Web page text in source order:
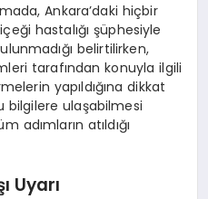
Ankara’daki hiçbir
hastalığı şüphesiyle
belirtilirken,
tarafından konuyla ilgili
yapıldığına dikkat
bilgilere ulaşabilmesi
adımların atıldığı
Uyarı